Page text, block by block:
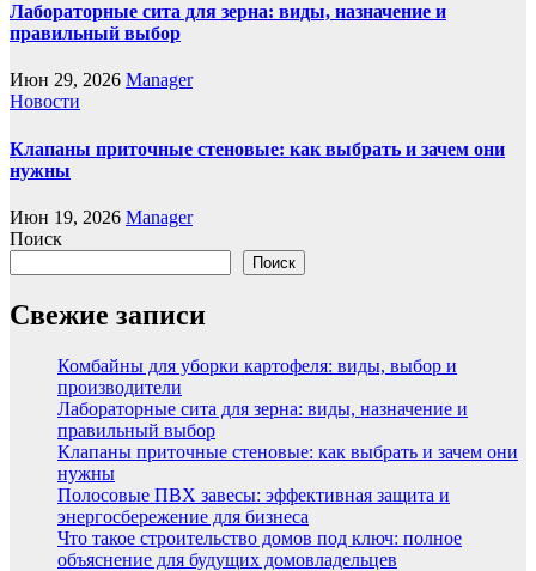
Лабораторные сита для зерна: виды, назначение и
правильный выбор
Июн 29, 2026 Manager
Новости
Клапаны приточные стеновые: как выбрать и зачем они
нужны
Июн 19, 2026 Manager
Поиск
Поиск
Свежие записи
Комбайны для уборки картофеля: виды, выбор и
производители
Лабораторные сита для зерна: виды, назначение и
правильный выбор
Клапаны приточные стеновые: как выбрать и зачем они
нужны
Полосовые ПВХ завесы: эффективная защита и
энергосбережение для бизнеса
Что такое строительство домов под ключ: полное
объяснение для будущих домовладельцев